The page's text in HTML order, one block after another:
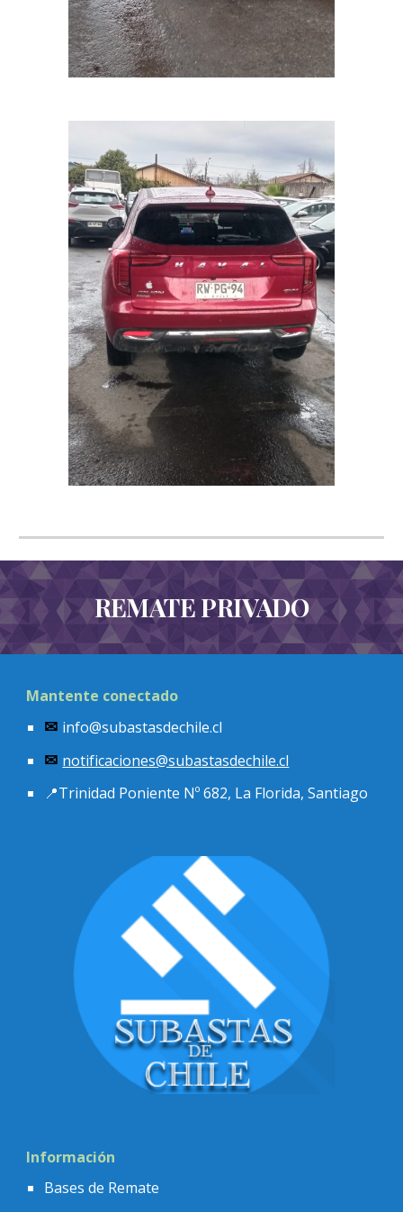
REMATE PRIVADO
Mantente conectado
✉ info@subastasdechile.cl
✉ notificaciones@subastasdechile.cl
📍Trinidad Poniente Nº 682, La Florida, Santiago
Información
Bases de Remate